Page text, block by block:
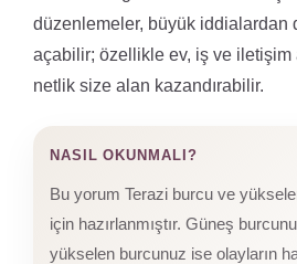
düzenlemeler, büyük iddialardan
açabilir; özellikle ev, iş ve iletişim
netlik size alan kazandırabilir.
NASIL OKUNMALI?
Bu yorum Terazi burcu ve
için hazırlanmıştır. Güneş
yükselen burcunuz ise olayların